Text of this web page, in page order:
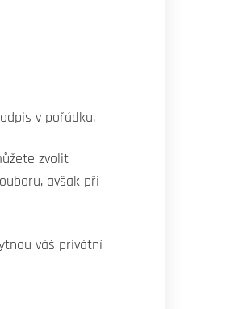
v pořádku.
zvolit
avšak při
váš privátní